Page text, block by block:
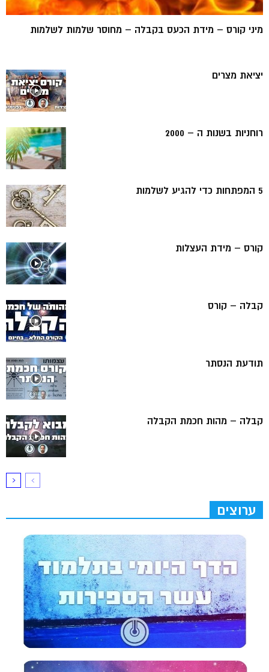
מיני קורס – מידת הכעס בקבלה – מחוסר שלמות לשלמות
יציאת מצרים
רוחניות בשנות ה – 2000
5 המפתחות כדי להגיע לשלמות
קורס – מידת העצלות
קבלה – קורס
תודעת הנסתר
קבלה – מהות חכמת הקבלה
ערוצים